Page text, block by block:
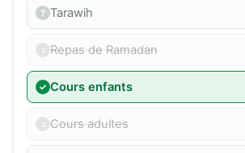
Tarawih
Repas de Ramadan
Cours enfants
Cours adultes